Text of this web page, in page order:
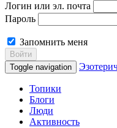
Логин или эл. почта
Пароль
Запомнить меня
Войти
Toggle navigation
Топики
Блоги
Люди
Активность